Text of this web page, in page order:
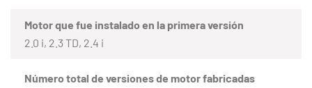
Motor que fue instalado en la primera versión
2.0 i, 2.3 TD, 2.4 i
Número total de versiones de motor fabricadas